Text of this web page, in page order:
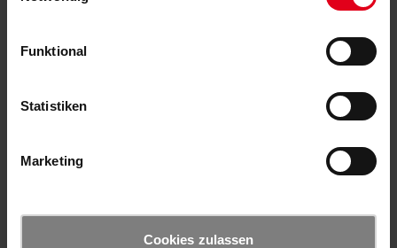
Funktional
Statistiken
Marketing
Cookies zulassen